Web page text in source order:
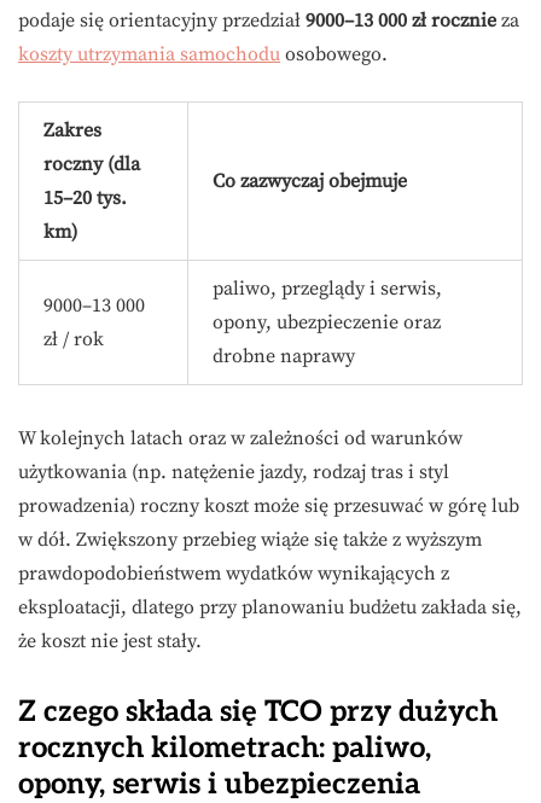
podaje się orientacyjny przedział 9000–13 000 zł rocznie za
koszty utrzymania samochodu osobowego.
Zakres
roczny (dla
15–20 tys.
km)
Co zazwyczaj obejmuje
9000–13 000
zł / rok
paliwo, przeglądy i serwis,
opony, ubezpieczenie oraz
drobne naprawy
W kolejnych latach oraz w zależności od warunków
użytkowania (np. natężenie jazdy, rodzaj tras i styl
prowadzenia) roczny koszt może się przesuwać w górę lub
w dół. Zwiększony przebieg wiąże się także z wyższym
prawdopodobieństwem wydatków wynikających z
eksploatacji, dlatego przy planowaniu budżetu zakłada się,
że koszt nie jest stały.
Z czego składa się TCO przy dużych
rocznych kilometrach: paliwo,
opony, serwis i ubezpieczenia